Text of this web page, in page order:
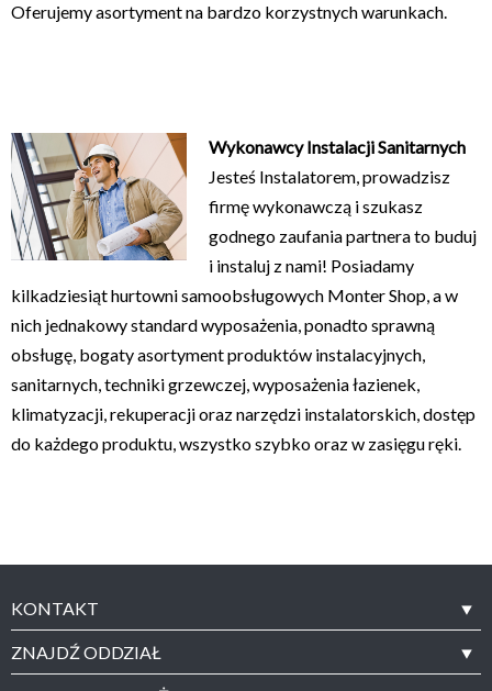
Oferujemy asortyment na bardzo korzystnych warunkach.
Wykonawcy Instalacji Sanitarnych
Jesteś Instalatorem, prowadzisz
firmę wykonawczą i szukasz
godnego zaufania partnera to buduj
i instaluj z nami! Posiadamy
kilkadziesiąt hurtowni samoobsługowych Monter Shop, a w
nich jednakowy standard wyposażenia, ponadto sprawną
obsługę, bogaty asortyment produktów instalacyjnych,
sanitarnych, techniki grzewczej, wyposażenia łazienek,
klimatyzacji, rekuperacji oraz narzędzi instalatorskich, dostęp
do każdego produktu, wszystko szybko oraz w zasięgu ręki.
KONTAKT
ZNAJDŹ ODDZIAŁ